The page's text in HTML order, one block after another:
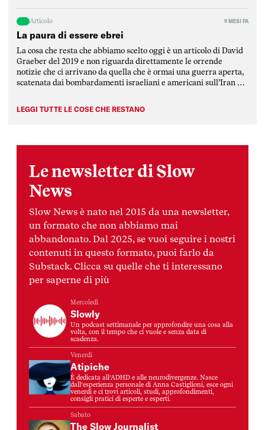
Sicilia. L’inchiesta è stata scritta […]
Articolo 5 MESI FA
La paura di essere ebrei
La cosa che resta che abbiamo scelto oggi è un articolo di David
Graeber del 2019 e non riguarda direttamente le orrende
notizie che ci arrivano da quella che è ormai una guerra aperta,
scatenata dai bombardamenti israeliani e americani sull’Iran e
LEGGI TUTTE LE COSE CHE RESTANO
Le newsletter di Slow
News
Slow News è nato nel 2015 da una newsletter,
un formato che non abbiamo mai
abbandonato. Dal 2025, se vuoi seguire i nostri
contenuti in questo formato, puoi farlo da
Substack. Clicca su quelle che ti interessano
per saperne di più
Mercoledì
Slowly
Un podcast settimanale per approfondire una cosa alla
volta, con il tempo che ci vuole e senza data di
scadenza.
Venerdì
Atipiche
È dedicata all’ADHD e alle neurodivergenze. Nasce
dall’esperienza personale di Anna Castiglioni, esce ogni
venerdì e ci trovi articoli, studi, approfondimenti,
consigli pratici di esperte e esperti.
Sabato
The Slow Journalist